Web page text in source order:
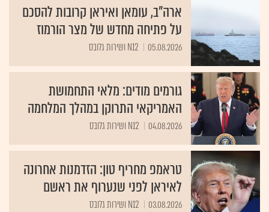
ארה"ב, עומאן ואיראן קרובות להסכם
על פתיחה מחדש של מצר הורמוז
05.08.2026 N12 ושירות גלובס
גורמים מודים: מלאי התחמושת
האמריקאי התרוקן במהלך המלחמה
04.08.2026 N12 ושירות גלובס
טראמפ מחריף טון: הזדמנות אחרונה
לאיראן לפני שנערוף את ראשם
03.08.2026 N12 ושירות גלובס